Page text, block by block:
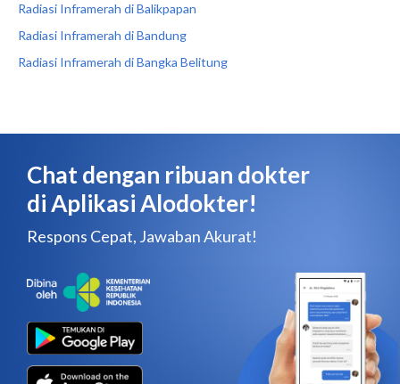
Radiasi Inframerah di Balikpapan
Radiasi Inframerah di Bandung
Radiasi Inframerah di Bangka Belitung